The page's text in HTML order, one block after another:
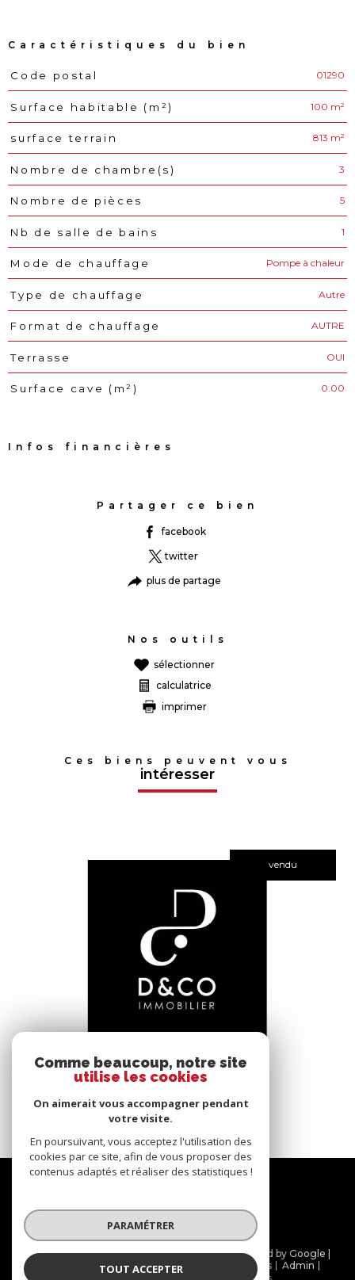
Caractéristiques du bien
Caractéristiques
Code postal 01290
Surface habitable (m²) 100 m²
surface terrain 813 m²
Nombre de chambre(s) 3
Nombre de pièces 5
Nb de salle de bains 1
Mode de chauffage Pompe à chaleur
Type de chauffage Autre
Format de chauffage AUTRE
Terrasse OUI
Surface cave (m²) 0.00
Infos financières
Partager ce bien
facebook
twitter
plus de partage
Nos outils
sélectionner
calculatrice
imprimer
Ces biens peuvent vous
intéresser
vendu
voir le bien
Bâgé-le-Châtel (01380)
Nous
© 2026 | Tous droits réservés | Traduction powered by Google |
Nos honoraires
Plan du site Mentions légales
Admin
Cookies
Comme beaucoup, notre site
utilise les cookies
On aimerait vous accompagner pendant
votre visite.
En poursuivant, vous acceptez l'utilisation des
cookies par ce site, afin de vous proposer des
contenus adaptés et réaliser des statistiques !
PARAMÉTRER
TOUT ACCEPTER